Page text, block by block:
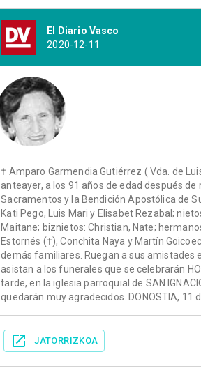
El Diario Vasco
2020-12-11
† Amparo Garmendia Gutiérrez ( Vda. de
anteayer, a los 91 años de edad después de
Sacramentos y la Bendición Apostólica de
Kati Pego, Luis Mari y Elisabet Rezabal;
Maitane; biznietos: Christian, Nate;
Estornés (†), Conchita Naya y Martín
demás familiares. Ruegan a sus amistades
asistan a los funerales que se celebrarán
tarde, en la iglesia parroquial de SAN
quedarán muy agradecidos. DONOSTIA, 11
JATORRIZKOA